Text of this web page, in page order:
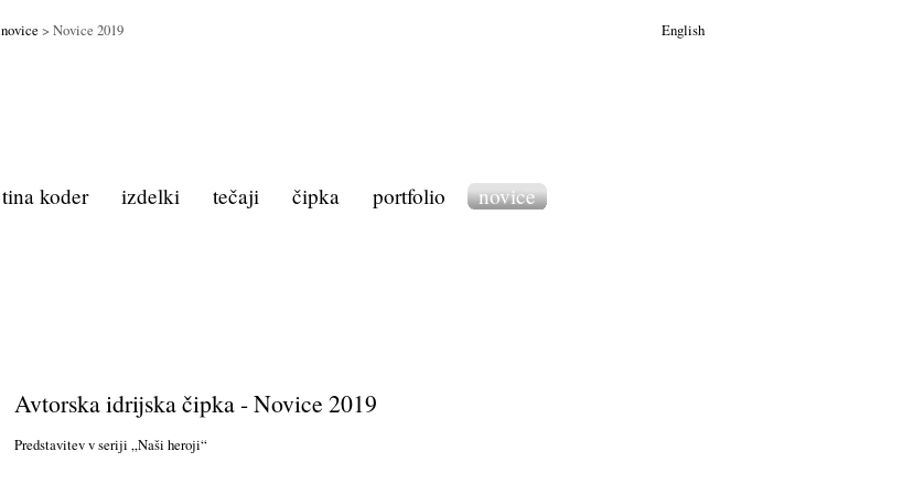
novice > Novice 2019 English
tina koder izdelki tečaji čipka portfolio novice
Avtorska idrijska čipka - Novice 2019
Predstavitev v seriji „Naši heroji“